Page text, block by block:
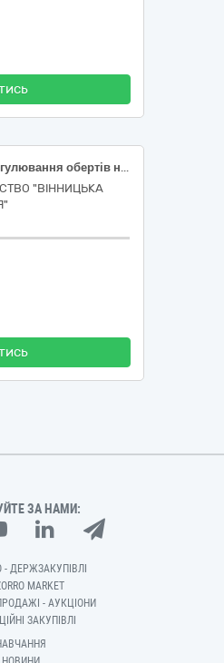
Інвертор частоти для регулювання обертів насоса в котельні трамвайного депо
"ВІННИЦЬКА
ЗА НАМИ:
- ДЕРЖЗАКУПІВЛІ
MARKET
- АУКЦІОНИ
ЗАКУПІВЛІ